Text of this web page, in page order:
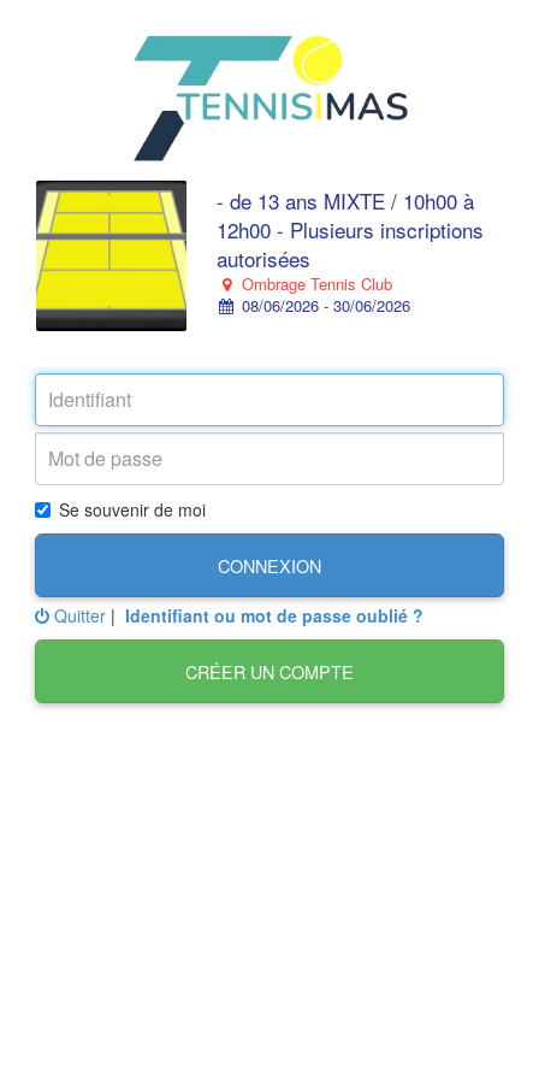
- de 13 ans MIXTE / 10h00 à
12h00 - Plusieurs inscriptions
autorisées
Ombrage Tennis Club
08/06/2026 - 30/06/2026
Se souvenir de moi
CONNEXION
Quitter | Identifiant ou mot de passe oublié ?
CRÉER UN COMPTE